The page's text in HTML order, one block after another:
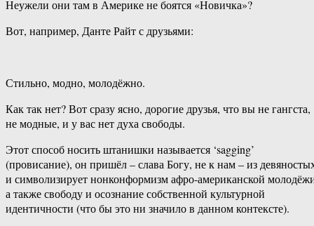
Неужели они там в Америке не боятся «Новичка»?
Вот, например, Данте Райт с друзьями:
Стильно, модно, молодёжно.
Как так нет? Вот сразу ясно, дорогие друзья, что вы не гангста,
не модные, и у вас нет духа свободы.
Этот способ носить штанишки называется ‘sagging’
(провисание), он пришёл – слава Богу, не к нам – из
и символизирует нонконформизм афро-американской
а также свободу и осознание собственной культурной
идентичности (что бы это ни значило в данном контексте).